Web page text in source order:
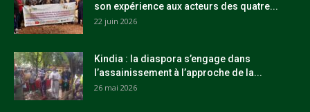
son expérience aux acteurs des quatre...
22 juin 2026
Kindia : la diaspora s’engage dans
l’assainissement à l’approche de la...
26 mai 2026